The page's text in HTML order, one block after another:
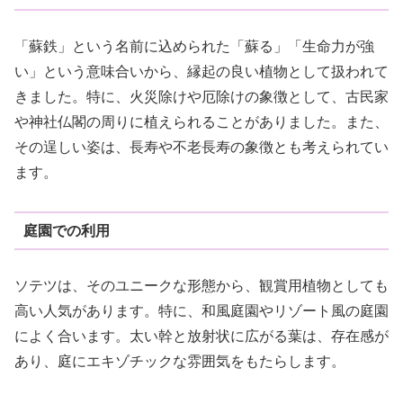
「蘇鉄」という名前に込められた「蘇る」「生命力が強
い」という意味合いから、縁起の良い植物として扱われて
きました。特に、火災除けや厄除けの象徴として、古民家
や神社仏閣の周りに植えられることがありました。また、
その逞しい姿は、長寿や不老長寿の象徴とも考えられてい
ます。
庭園での利用
ソテツは、そのユニークな形態から、観賞用植物としても
高い人気があります。特に、和風庭園やリゾート風の庭園
によく合います。太い幹と放射状に広がる葉は、存在感が
あり、庭にエキゾチックな雰囲気をもたらします。